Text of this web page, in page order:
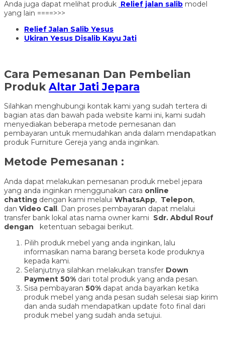
Anda juga dapat melihat produk Relief jalan salib model
yang lain ====>>>
Relief Jalan Salib Yesus
Ukiran Yesus Disalib Kayu Jati
Cara Pemesanan Dan Pembelian
Produk Altar Jati Jepara
Silahkan menghubungi kontak kami yang sudah tertera di
bagian atas dan bawah pada website kami ini, kami sudah
menyediakan beberapa metode pemesanan dan
pembayaran untuk memudahkan anda dalam mendapatkan
produk Furniture Gereja yang anda inginkan.
Metode Pemesanan :
Anda dapat melakukan pemesanan produk mebel jepara
yang anda inginkan menggunakan cara online
chatting dengan kami melalui WhatsApp, Telepon,
dan Video Call. Dan proses pembayaran dapat melalui
transfer bank lokal atas nama owner kami Sdr. Abdul Rouf
dengan ketentuan sebagai berikut.
Pilih produk mebel yang anda inginkan, lalu
informasikan nama barang berseta kode produknya
kepada kami.
Selanjutnya silahkan melakukan transfer Down
Payment 50% dari total produk yang anda pesan.
Sisa pembayaran 50% dapat anda bayarkan ketika
produk mebel yang anda pesan sudah selesai siap kirim
dan anda sudah mendapatkan update foto final dari
produk mebel yang sudah anda setujui.